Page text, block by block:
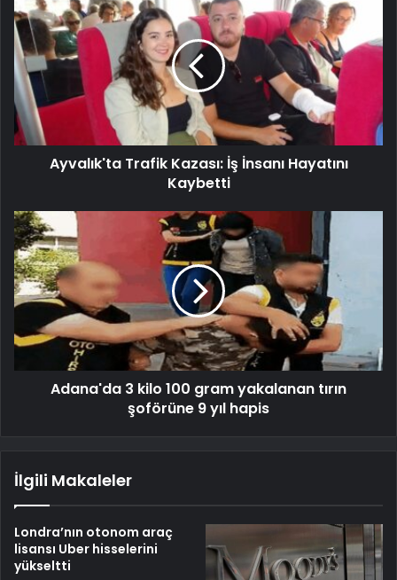
Ayvalık'ta Trafik Kazası: İş İnsanı Hayatını
Kaybetti
Adana'da 3 kilo 100 gram yakalanan tırın
şoförüne 9 yıl hapis
İlgili Makaleler
Londra’nın otonom araç
lisansı Uber hisselerini
yükseltti